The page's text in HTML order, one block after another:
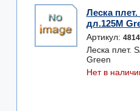
Леска
дл.125M
Артикул:
Леска плет.
Green
Нет в